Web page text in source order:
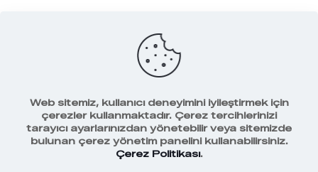
Behance
Facebook
Veri Koruma Politikamız
Web sitemiz, kullanıcı deneyimini iyileştirmek için
çerezler kullanmaktadır. Çerez tercihlerinizi
tarayıcı ayarlarınızdan yönetebilir veya sitemizde
bulunan çerez yönetim panelini kullanabilirsiniz.
Çerez Politikası.